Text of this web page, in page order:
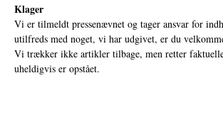
Klager
Vi er tilmeldt pressenævnet og tager ansvar for
utilfreds med noget, vi har udgivet, er du
Vi trækker ikke artikler tilbage, men retter
uheldigvis er opstået.